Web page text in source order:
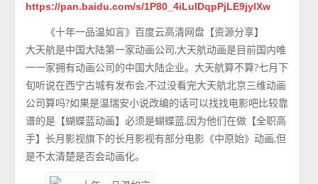
https://pan.baidu.com/s/1P80_4iLulDqpPjLE9jylXw
《十年一品温如言》百度云高清网盘【资源分享】
大天航是中国大陆第一家动画公司,大天航动画是目前国内唯
一一家拥有动画公司的中国大陆企业。大天航算不算?七月下
旬听说在西宁古城有发布会,不过没看完大天航北京三维动画
公司算吗?如果是温瑞安小说改编的话可以找找电影吧比较靠
谱的是【蝴蝶蓝动画】必须是蝴蝶蓝,因为他们在做【全职高
手】长月影视旗下的长月影视有部分电影《中原始》动画,但
是不太清楚是否会动画化。